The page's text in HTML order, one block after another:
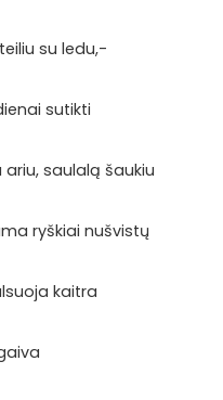
su ledu,-
sutikti
ariu, saulalą šaukiu
ryškiai nušvistų
kaitra